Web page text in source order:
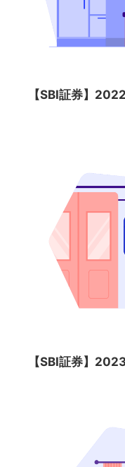
【SBI証券】
【SBI証券】